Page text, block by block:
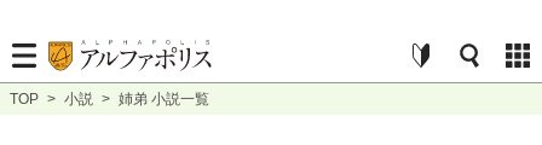
TOP > 小説 > 姉弟 小説一覧